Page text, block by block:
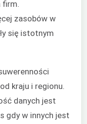
firm.
zasobów w
się istotnym
kraju i regionu.
danych jest
gdy w innych jest